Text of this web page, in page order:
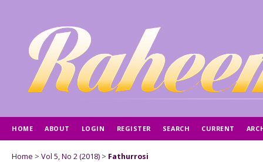
HOME ABOUT LOGIN REGISTER SEARCH CURRENT
AUTHOR GUIDELINES
Home > Vol 5, No 2 (2018) > Fathurrosi